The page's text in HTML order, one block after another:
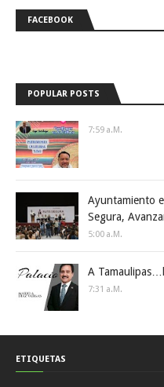
FACEBOOK
POPULAR POSTS
7:59 A.m.
Ayuntamiento
Segura,
5:00 A.m.
A
7:31 A.m.
ETIQUETAS